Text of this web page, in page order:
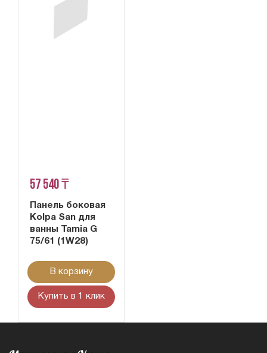
57 540 ₸
Панель боковая
Kolpa San для
ванны Tamia G
75/61 (1W28)
В корзину
Купить в 1 клик